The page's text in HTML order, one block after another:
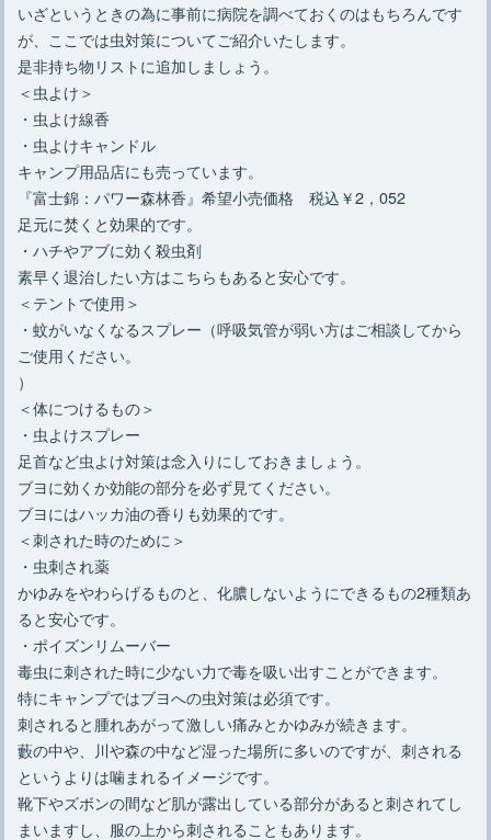
いざというときの為に事前に病院を調べておくのはもちろんです
が、ここでは虫対策についてご紹介いたします。
是非持ち物リストに追加しましょう。
＜虫よけ＞
・虫よけ線香
・虫よけキャンドル
キャンプ用品店にも売っています。
『富士錦：パワー森林香』希望小売価格 税込￥2，052
足元に焚くと効果的です。
・ハチやアブに効く殺虫剤
素早く退治したい方はこちらもあると安心です。
＜テントで使用＞
・蚊がいなくなるスプレー（呼吸気管が弱い方はご相談してから
ご使用ください。
）
＜体につけるもの＞
・虫よけスプレー
足首など虫よけ対策は念入りにしておきましょう。
ブヨに効くか効能の部分を必ず見てください。
ブヨにはハッカ油の香りも効果的です。
＜刺された時のために＞
・虫刺され薬
かゆみをやわらげるものと、化膿しないようにできるもの2種類あ
ると安心です。
・ポイズンリムーバー
毒虫に刺された時に少ない力で毒を吸い出すことができます。
特にキャンプではブヨへの虫対策は必須です。
刺されると腫れあがって激しい痛みとかゆみが続きます。
藪の中や、川や森の中など湿った場所に多いのですが、刺される
というよりは噛まれるイメージです。
靴下やズボンの間など肌が露出している部分があると刺されてし
まいますし、服の上から刺されることもあります。